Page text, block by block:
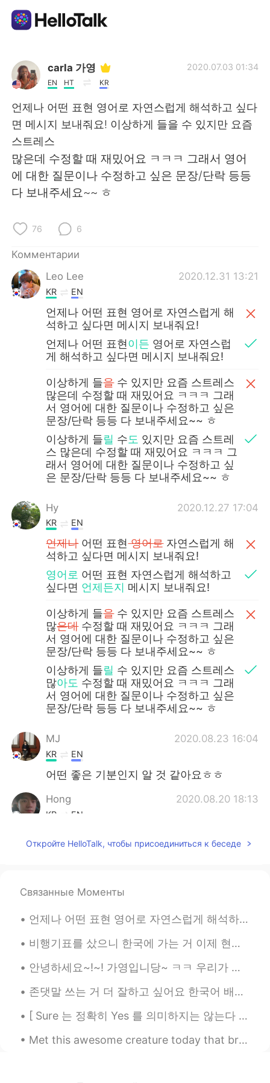
Приложение для Языкового Обмена
AI Grammar Checker
Русский
English 简体中文
Deutsch
Türkçe Tiếng Việt
Português
carla 가영
EN HT KR
2020.07.03 01:34
언제나 어떤 표현 영어로 자연스럽게 해석하고 싶다
면 메시지 보내줘요! 이상하게 들을 수 있지만 요즘
스트레스
많은데 수정할 때 재밌어요 ㅋㅋㅋ 그래서 영어
에 대한 질문이나 수정하고 싶은 문장/단락 등등
다 보내주세요~~ ㅎ
76 6
Комментарии
Leo Lee
2020.12.31 13:21
KR EN
언제나 어떤 표현 영어로 자연스럽게 해
석하고 싶다면 메시지 보내줘요!
언제나 어떤 표현이든 영어로 자연스럽
게 해석하고 싶다면 메시지 보내줘요!
이상하게 들을수 있지만 요즘 스트레스
많은데 수정할 때 재밌어요 ㅋㅋㅋ 그래
서 영어에 대한 질문이나 수정하고 싶은
문장/단락 등등 다 보내주세요~~ ㅎ
이상하게 들릴 수도 있지만 요즘 스트레
스 많은데 수정할 때 재밌어요 ㅋㅋㅋ 그
래서 영어에 대한 질문이나 수정하고 싶
은 문장/단락 등등 다 보내주세요~~ ㅎ
Hy 2020.12.27 17:04
KR EN
언제나어떤 표현영어로자연스럽게 해
석하고 싶다면 메시지 보내줘요!
영어로 어떤 표현 자연스럽게 해석하고
싶다면 언제든지 메시지 보내줘요!
이상하게 들을수 있지만 요즘 스트레스
많은데수정할 때 재밌어요 ㅋㅋㅋ 그래
서 영어에 대한 질문이나 수정하고 싶은
문장/단락 등등 다 보내주세요~~ ㅎ
이상하게 들릴 수 있지만 요즘 스트레스
많아도 수정할 때 재밌어요 ㅋㅋㅋ 그래
서 영어에 대한 질문이나 수정하고 싶은
문장/단락 등등 다 보내주세요~~ ㅎ
MJ 2020.08.23 16:04
KR EN
어떤 좋은 기분인지 알 것 같아요ㅎㅎ
Hong 2020.08.20 18:13
KR EN
@Korean teacher
Korean teacher 2020.08.13 22:07
Откройте HelloTalk, чтобы присоединиться к беседе
Связанные Моменты
언제나 어떤 표현 영어로 자연스럽게 해석하고 싶다면 메시지 보내줘요! 이상하게 들을 수 있지만 요즘 스트레스 많은데 수정할 때 재밌어요 ㅋㅋㅋ 그래서 영어에 대한 질문이나 수...
비행기표를 샀으니 한국에 가는 거 이제 현실이예요... 무엇으로부터 해야 할까 어디로부터 갈까 지금은 완전 고민 중이예요 😅 그리고 한국어 실력이 좀 괜찮지만 실제로 한국어로...
안녕하세요~!~! 가영입니당~ ㅋㅋ 우리가 새해에 접어들면서 저는 영어 배우고 있는 님들에게 동기를 좀 주고 제 도움도 줄 수 있도록 이 글을 쓰고 있어요 ^^ 새 언어를...
존댓말 쓰는 거 더 잘하고 싶어요 한국어 배우기 시작한 이후로 보통 반말 쓰니까 (한국친구들과 반말 쓰죠 당연히 처음 만난 사람과 안쓰죠) 존댓말 실력은 정말 최악이다 ㅜㅜ ...
[ Sure 는 정확히 Yes 를 의미하지는 않는다 ] 제가 한국사람들에게 많이 봤던 사소한 실수는 “yes” 라고 하고 싶을 때 그냥 “sure” 라고 하는 거에요. 아마...
Met this awesome creature today that brightened up my run. She gave me some motivation with some ...